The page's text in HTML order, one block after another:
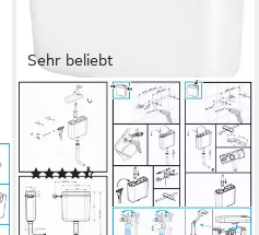
Sehr beliebt
CORNAT
Spülkasten FARO, Spülmenge
einstellbar
(66)
28,95 € UVP39,99 €
-28%